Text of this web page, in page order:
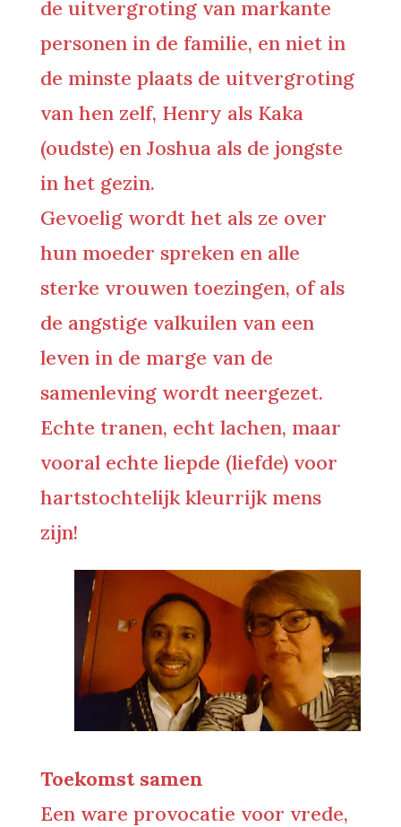
de uitvergroting van markante
personen in de familie, en niet in
de minste plaats de uitvergroting
van hen zelf, Henry als Kaka
(oudste) en Joshua als de jongste
in het gezin.
Gevoelig wordt het als ze over
hun moeder spreken en alle
sterke vrouwen toezingen, of als
de angstige valkuilen van een
leven in de marge van de
samenleving wordt neergezet.
Echte tranen, echt lachen, maar
vooral echte liepde (liefde) voor
hartstochtelijk kleurrijk mens
zijn!
Toekomst samen
Een ware provocatie voor vrede,